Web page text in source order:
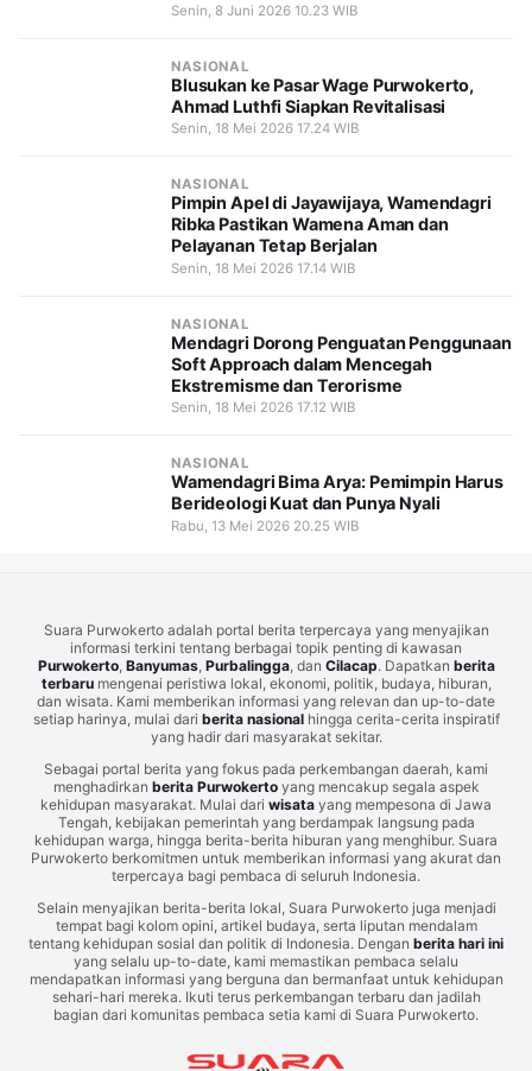
Senin, 8 Juni 2026 10.23 WIB
NASIONAL
Blusukan ke Pasar Wage Purwokerto,
Ahmad Luthfi Siapkan Revitalisasi
Senin, 18 Mei 2026 17.24 WIB
NASIONAL
Pimpin Apel di Jayawijaya, Wamendagri
Ribka Pastikan Wamena Aman dan
Pelayanan Tetap Berjalan
Senin, 18 Mei 2026 17.14 WIB
NASIONAL
Mendagri Dorong Penguatan Penggunaan
Soft Approach dalam Mencegah
Ekstremisme dan Terorisme
Senin, 18 Mei 2026 17.12 WIB
NASIONAL
Wamendagri Bima Arya: Pemimpin Harus
Berideologi Kuat dan Punya Nyali
Rabu, 13 Mei 2026 20.25 WIB
Suara Purwokerto adalah portal berita terpercaya yang menyajikan
informasi terkini tentang berbagai topik penting di kawasan
Purwokerto, Banyumas, Purbalingga, dan Cilacap. Dapatkan berita
terbarumengenai peristiwa lokal, ekonomi, politik, budaya, hiburan,
dan wisata. Kami memberikan informasi yang relevan dan up-to-date
setiap harinya, mulai dari berita nasionalhingga cerita-cerita inspiratif
yang hadir dari masyarakat sekitar.
Sebagai portal berita yang fokus pada perkembangan daerah, kami
menghadirkan berita Purwokertoyang mencakup segala aspek
kehidupan masyarakat. Mulai dari wisata yang mempesona di Jawa
Tengah, kebijakan pemerintah yang berdampak langsung pada
kehidupan warga, hingga berita-berita hiburan yang menghibur. Suara
Purwokerto berkomitmen untuk memberikan informasi yang akurat dan
terpercaya bagi pembaca di seluruh Indonesia.
Selain menyajikan berita-berita lokal, Suara Purwokerto juga menjadi
tempat bagi kolom opini, artikel budaya, serta liputan mendalam
tentang kehidupan sosial dan politik di Indonesia. Dengan berita hari ini
yang selalu up-to-date, kami memastikan pembaca selalu
mendapatkan informasi yang berguna dan bermanfaat untuk kehidupan
sehari-hari mereka. Ikuti terus perkembangan terbaru dan jadilah
bagian dari komunitas pembaca setia kami di Suara Purwokerto.